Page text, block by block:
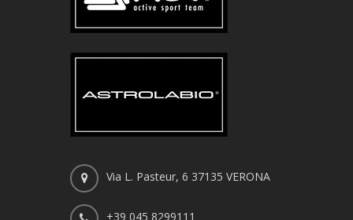
Via L. Pasteur, 6 37135 VERONA
+39 045 8299111